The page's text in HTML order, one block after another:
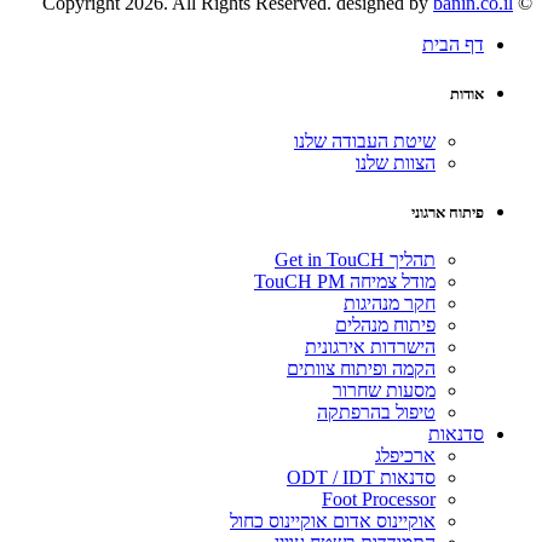
דף הבית
אודות
שיטת העבודה שלנו
הצוות שלנו
פיתוח ארגוני
תהליך Get in TouCH
מודל צמיחה TouCH PM
חקר מנהיגות
פיתוח מנהלים
הישרדות אירגונית
הקמה ופיתוח צוותים
מסעות שחרור
טיפול בהרפתקה
סדנאות
ארכיפלג
סדנאות ODT / IDT
Foot Processor
אוקיינוס אדום אוקיינוס כחול